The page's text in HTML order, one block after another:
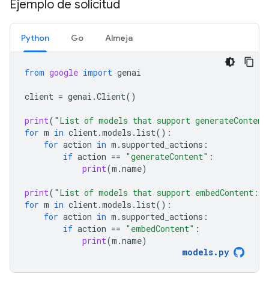
Ejemplo de solicitud
Python Go Almeja
from google import genai
client = genai .Client()
print( "List of models that support
for m in client.models . list():
for action in m . supported_actions :
if action == "generateContent" :
print(m .name)
print( "List of models that support embedContent:
for m in client.models . list():
for action in m . supported_actions :
if action == "embedContent" :
print(m .name)
models. py